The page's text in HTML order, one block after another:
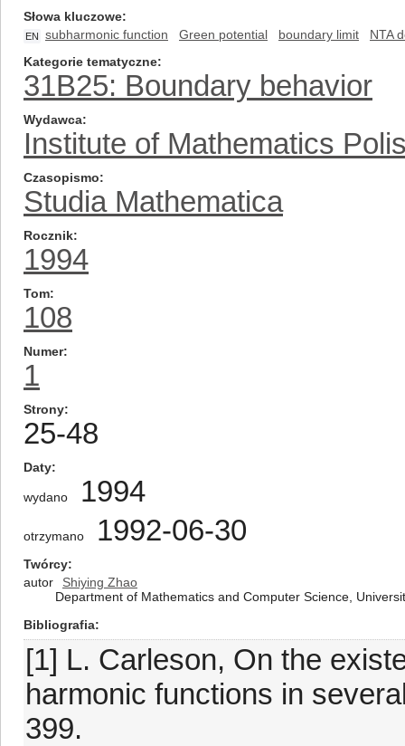
Słowa kluczowe
EN subharmonic function Green potential boundary limit
NTA
Kategorie tematyczne
31B25: Boundary behavior
Wydawca
Institute of Mathematics
Czasopismo
Studia Mathematica
Rocznik
1994
Tom
108
Numer
1
Strony
25-48
Daty
wydano 1994
otrzymano 1992-06-30
Twórcy
autor
Shiying Zhao
Department of Mathematics and Computer Science,
Bibliografia
[1] L. Carleson, On the
harmonic functions in
399.